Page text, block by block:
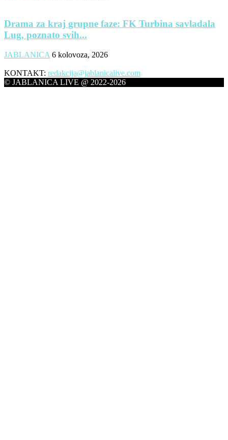
Drama za kraj grupne faze: FK Turbina savladala
Lug, poznato svih...
JABLANICA 6 kolovoza, 2026
KONTAKT: redakcija@jablanicalive.com
© JABLANICA LIVE @ 2022-2026